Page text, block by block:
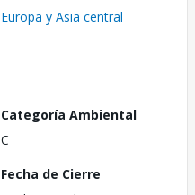
Europa y Asia central
Categoría Ambiental
C
Fecha de Cierre